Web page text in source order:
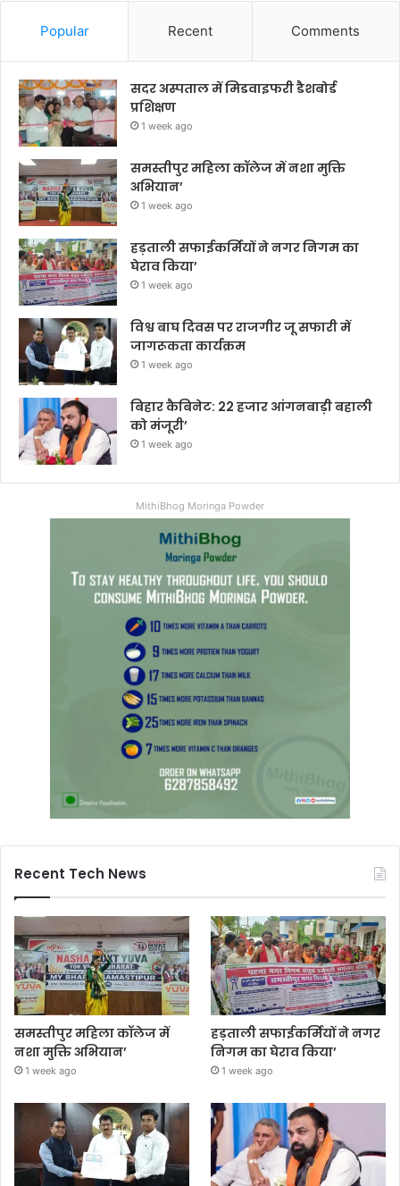
Popular Recent Comments
सदर अस्पताल में मिडवाइफरी डैशबोर्ड
प्रशिक्षण
1 week ago
समस्तीपुर महिला कॉलेज में नशा मुक्ति
अभियान’
1 week ago
हड़ताली सफाईकर्मियों ने नगर निगम का
घेराव किया’
1 week ago
विश्व बाघ दिवस पर राजगीर जू सफारी में
जागरूकता कार्यक्रम
1 week ago
बिहार कैबिनेट: 22 हजार आंगनबाड़ी बहाली
को मंजूरी’
1 week ago
MithiBhog Moringa Powder
Recent Tech News
समस्तीपुर महिला कॉलेज में
नशा मुक्ति अभियान’
1 week ago
हड़ताली सफाईकर्मियों ने नगर
निगम का घेराव किया’
1 week ago